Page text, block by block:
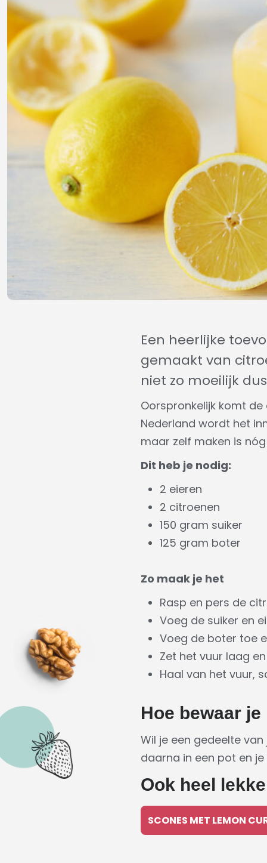
Een heerlijke
gemaakt van
niet zo moeilijk
Oorspronkelijk komt
Nederland wordt het
maar zelf maken is
Dit heb je nodig:
2 eieren
2 citroenen
150 gram suiker
125 gram boter
Zo maak je het
Rasp en pers de
Voeg de suiker en
Voeg de boter toe
Zet het vuur laag
Haal van het vuur,
Hoe bewaar
Wil je een gedeelte
daarna in een pot en
Ook heel
SCONES MET LEMON